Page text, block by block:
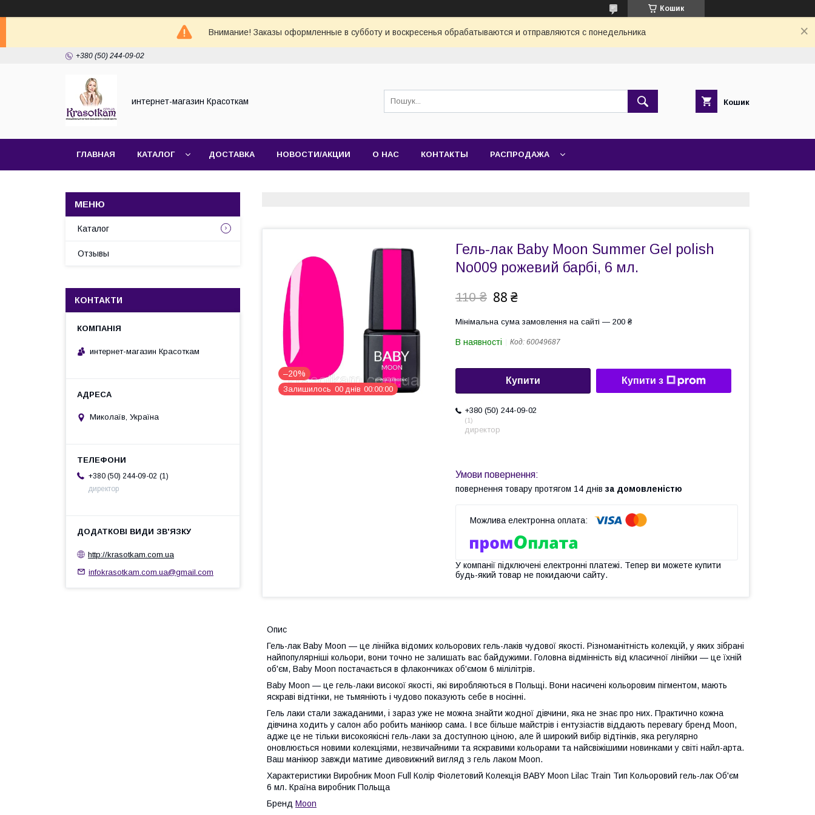
Кошик
Внимание! Заказы оформленные в субботу и воскресенья обрабатываются и отправляются с понедельника
+380 (50) 244-09-02
интернет-магазин Красоткам Кошик
ГЛАВНАЯ КАТАЛОГ ДОСТАВКА НОВОСТИ/АКЦИИ О НАС КОНТАКТЫ РАСПРОДАЖА
–20%
Залишилось 00 днів 00 00 00
Гель-лак Baby Moon Summer Gel polish
No009 рожевий барбі, 6 мл.
110 ₴ 88 ₴
Мінімальна сума замовлення на сайті — 200 ₴
В наявності Код: 60049687
Купити Купити з
+380 (50) 244-09-02
1
директор
повернення товару протягом 14 днів за домовленістю
У компанії підключені електронні платежі. Тепер ви можете купити
будь-який товар не покидаючи сайту.
Опис
Гель-лак Baby Moon — це лінійка відомих кольорових гель-лаків чудової якості. Різноманітність колекцій, у яких зібрані
найпопулярніші кольори, вони точно не залишать вас байдужими. Головна відмінність від класичної лінійки — це їхній
об'єм, Baby Moon постачається в флакончиках об'ємом 6 мілілітрів.
Baby Moon — це гель-лаки високої якості, які виробляються в Польщі. Вони насичені кольоровим пігментом, мають
яскраві відтінки, не тьмяніють і чудово показують себе в носінні.
Гель лаки стали зажаданими, і зараз уже не можна знайти жодної дівчини, яка не знає про них. Практично кожна
дівчина ходить у салон або робить манікюр сама. І все більше майстрів і ентузіастів віддають перевагу бренд Moon,
адже це не тільки високоякісні гель-лаки за доступною ціною, але й широкий вибір відтінків, яка регулярно
оновлюється новими колекціями, незвичайними та яскравими кольорами та найсвіжішими новинками у світі найл-арта.
Ваш манікюр завжди матиме дивовижний вигляд з гель лаком Moon.
Характеристики Виробник Moon Full Колір Фіолетовий Колекція BABY Moon Lilac Train Тип Кольоровий гель-лак Об'єм
6 мл. Країна виробник Польща
Бренд Moon
Каталог
Отзывы
КОНТАКТИ
интернет-магазин Красоткам
Миколаїв, Україна
+380 (50) 244-09-02
1
директор
http://krasotkam.com.ua
infokrasotkam.com.ua@gmail.com